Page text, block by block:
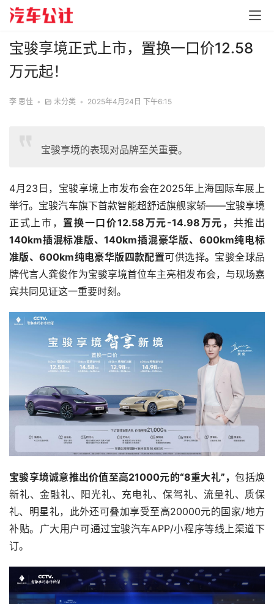
宝骏享境正式上市，置换一口价12.58
万元起！
李 思佳 • 未分类 • 2025年4月24日 下午6:15
宝骏享境的表现对品牌至关重要。
4月23日，宝骏享境上市发布会在2025年上海国际车展上
举行。宝骏汽车旗下首款智能超舒适旗舰家轿——宝骏享境
正式上市， 置换一口价12.58万元-14.98万元， 共推出
140km插混标准版、140km插混豪华版、600km纯电标
准版、600km纯电豪华版四款配置可供选择。 宝骏全球品
牌代言人龚俊作为宝骏享境首位车主亮相发布会，与现场嘉
宾共同见证这一重要时刻。
宝骏享境诚意推出价值至高21000元的“8重大礼”，包括焕
新礼、金融礼、阳光礼、充电礼、保驾礼、流量礼、质保
礼、明星礼，此外还可叠加享受至高20000元的国家/地方
补贴。广大用户可通过宝骏汽车APP/小程序等线上渠道下
订。